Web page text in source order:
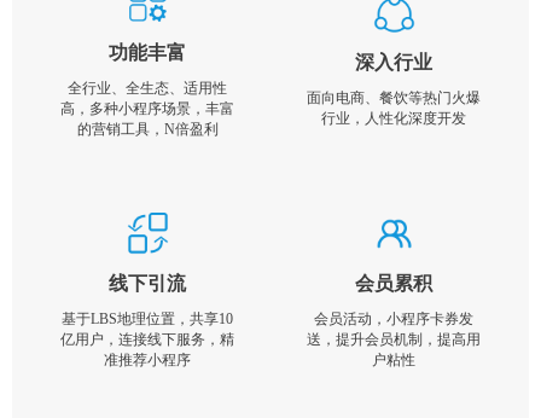
功能丰富
全行业、全生态、适用性
高，多种小程序场景，丰富
的营销工具，N倍盈利
深入行业
面向电商、餐饮等热门火爆
行业，人性化深度开发
线下引流
基于LBS地理位置，共享10
亿用户，连接线下服务，精
准推荐小程序
会员累积
会员活动，小程序卡券发
送，提升会员机制，提高用
户粘性